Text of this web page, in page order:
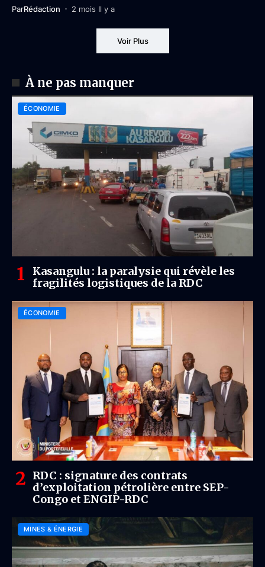
ParRédaction 2 mois Il y a
Voir Plus
À ne pas manquer
ÉCONOMIE
Kasangulu : la paralysie qui révèle les
fragilités logistiques de la RDC
ÉCONOMIE
RDC : signature des contrats
d’exploitation pétrolière entre SEP-
Congo et ENGIP-RDC
MINES & ÉNERGIE